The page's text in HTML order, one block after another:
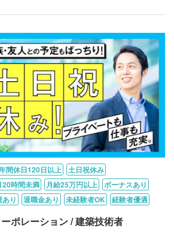
間休日120日以上
土日祝休み
20時間未満 月給25万円以上
ボーナスあり
り 退職金あり 未経験者OK 経験者優遇
ポレーション / 建築技術者